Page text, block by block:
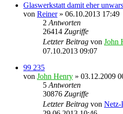
Glaswerkstatt damit eher
von Reiner» 06.10.2013 17:49
2 Antworten
26414 Zugriffe
Letzter Beitrag von John
07.10.2013 09:07
99 235
von John Henry » 03.12.2009
5 Antworten
30876 Zugriffe
Letzter Beitrag von Netz-